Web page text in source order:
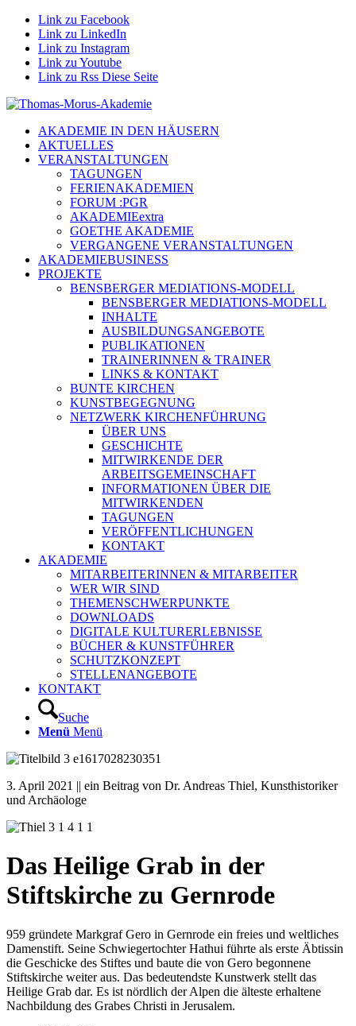
Link zu Facebook
Link zu LinkedIn
Link zu Instagram
Link zu Youtube
Link zu Rss Diese Seite
AKADEMIE IN DEN HÄUSERN
AKTUELLES
VERANSTALTUNGEN
TAGUNGEN
FERIENAKADEMIEN
FORUM :PGR
AKADEMIEextra
GOETHE AKADEMIE
VERGANGENE VERANSTALTUNGEN
AKADEMIEBUSINESS
PROJEKTE
BENSBERGER MEDIATIONS-MODELL
BENSBERGER MEDIATIONS-MODELL
INHALTE
AUSBILDUNGSANGEBOTE
PUBLIKATIONEN
TRAINERINNEN & TRAINER
LINKS & KONTAKT
BUNTE KIRCHEN
KUNSTBEGEGNUNG
NETZWERK KIRCHENFÜHRUNG
ÜBER UNS
GESCHICHTE
MITWIRKENDE DER
ARBEITSGEMEINSCHAFT
INFORMATIONEN ÜBER DIE
MITWIRKENDEN
TAGUNGEN
VERÖFFENTLICHUNGEN
KONTAKT
AKADEMIE
MITARBEITERINNEN & MITARBEITER
WER WIR SIND
THEMENSCHWERPUNKTE
DOWNLOADS
DIGITALE KULTURERLEBNISSE
BÜCHER & KUNSTFÜHRER
SCHUTZKONZEPT
STELLENANGEBOTE
KONTAKT
Suche
Menü Menü
3. April 2021 || ein Beitrag von Dr. Andreas Thiel, Kunsthistoriker
und Archäologe
Das Heilige Grab in der
Stiftskirche zu Gernrode
959 gründete Markgraf Gero in Gernrode ein freies und weltliches
Damenstift. Seine Schwiegertochter Hathui führte als erste Äbtissin
die Geschicke des Stiftes und baute die von Gero begonnene
Stiftskirche weiter aus. Das bedeutendste Kunstwerk stellt das
Heilige Grab dar. Es ist nördlich der Alpen die älteste erhaltene
Nachbildung des Grabes Christi in Jerusalem.